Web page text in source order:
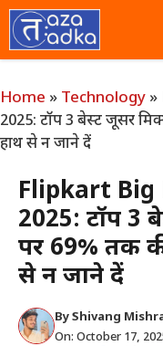
Skip
to
content
Home » Technology »
2025: टॉप 3 बेस्ट जूसर
हाथ से न जाने दें
Flipkart Big
2025: टॉप 3
पर 69% तक
से न जाने दें
ByShivang
On: October 17,